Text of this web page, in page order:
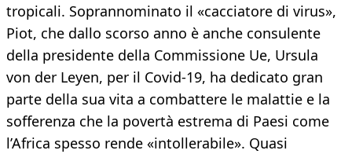
tropicali. Soprannominato il «cacciatore di virus»,
Piot, che dallo scorso anno è anche consulente
della presidente della Commissione Ue, Ursula
von der Leyen, per il Covid-19, ha dedicato gran
parte della sua vita a combattere le malattie e la
sofferenza che la povertà estrema di Paesi come
l’Africa spesso rende «intollerabile». Quasi